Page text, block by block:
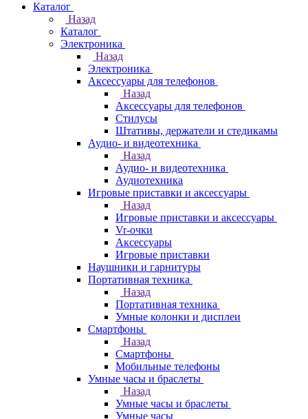
Каталог
Назад
Каталог
Электроника
Назад
Электроника
Аксессуары для телефонов
Назад
Аксессуары для телефонов
Стилусы
Штативы, держатели и стедикамы
Аудио- и видеотехника
Назад
Аудио- и видеотехника
Аудиотехника
Игровые приставки и аксессуары
Назад
Игровые приставки и аксессуары
Vr-очки
Аксессуары
Игровые приставки
Наушники и гарнитуры
Портативная техника
Назад
Портативная техника
Умные колонки и дисплеи
Смартфоны
Назад
Смартфоны
Мобильные телефоны
Умные часы и браслеты
Назад
Умные часы и браслеты
Умные часы